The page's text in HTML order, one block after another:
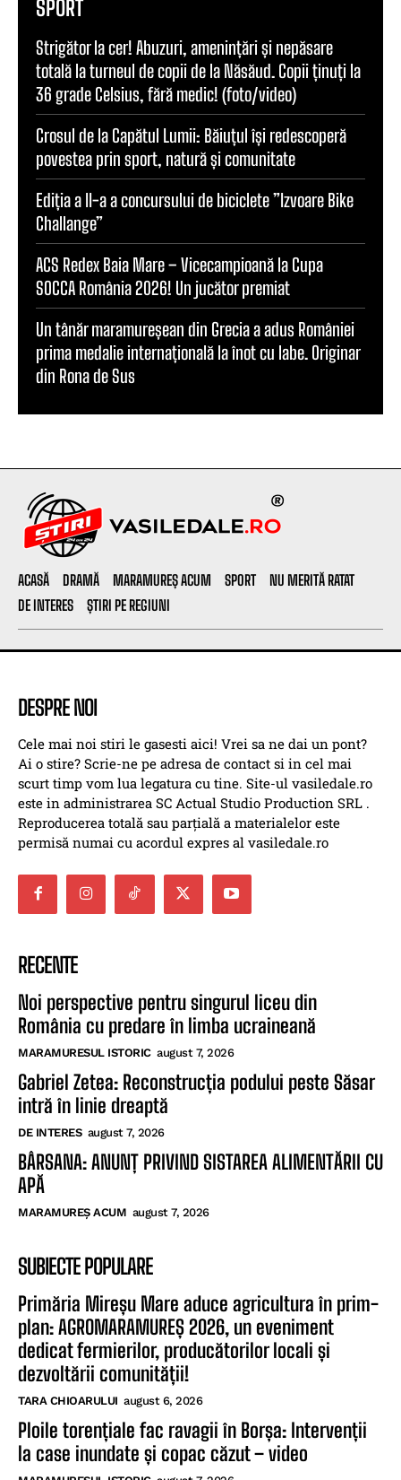
SPORT
Strigător la cer! Abuzuri, amenințări și nepăsare
totală la turneul de copii de la Năsăud. Copii ținuți la
36 grade Celsius, fără medic! (foto/video)
Crosul de la Capătul Lumii: Băiuțul își redescoperă
povestea prin sport, natură și comunitate
Ediția a II-a a concursului de biciclete ”Izvoare Bike
Challange”
ACS Redex Baia Mare – Vicecampioană la Cupa
SOCCA România 2026! Un jucător premiat
Un tânăr maramureșean din Grecia a adus României
prima medalie internațională la înot cu labe. Originar
din Rona de Sus
ACASĂ DRAMĂ MARAMUREȘ ACUM SPORT
NU MERITĂ RATAT
DE INTERES
ȘTIRI PE REGIUNI
DESPRE NOI
Cele mai noi stiri le gasesti aici! Vrei sa ne dai un pont?
Ai o stire? Scrie-ne pe adresa de contact si in cel mai
scurt timp vom lua legatura cu tine. Site-ul vasiledale.ro
este in administrarea SC Actual Studio Production SRL .
Reproducerea totală sau parțială a materialelor este
permisă numai cu acordul expres al vasiledale.ro
RECENTE
Noi perspective pentru singurul liceu din
România cu predare în limba ucraineană
MARAMURESUL ISTORIC august 7, 2026
Gabriel Zetea: Reconstrucția podului peste Săsar
intră în linie dreaptă
DE INTERES august 7, 2026
BÂRSANA: ANUNȚ PRIVIND SISTAREA ALIMENTĂRII CU
APĂ
MARAMUREȘ ACUM august 7, 2026
SUBIECTE POPULARE
Primăria Mireșu Mare aduce agricultura în prim-
plan: AGROMARAMUREȘ 2026, un eveniment
dedicat fermierilor, producătorilor locali și
dezvoltării comunității!
TARA CHIOARULUI august 6, 2026
Ploile torențiale fac ravagii în Borșa: Intervenții
la case inundate și copac căzut – video